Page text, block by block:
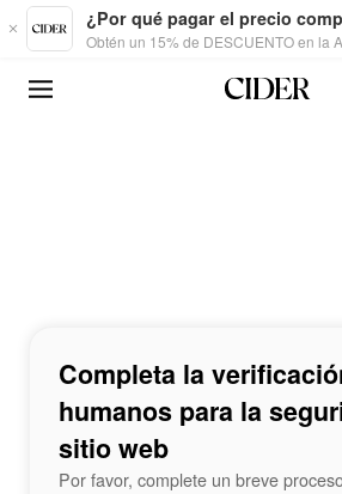
Skip to main content
¿Por qué pagar el precio
Obtén un 15% de DESCUENTO en la
Completa la
humanos para la
sitio web
Por favor, complete un breve